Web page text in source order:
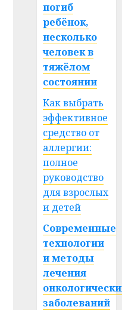
погиб
ребёнок,
несколько
человек в
тяжёлом
состоянии
Как выбрать
эффективное
средство от
аллергии:
полное
руководство
для взрослых
и детей
Современные
технологии
и методы
лечения
заболеваний